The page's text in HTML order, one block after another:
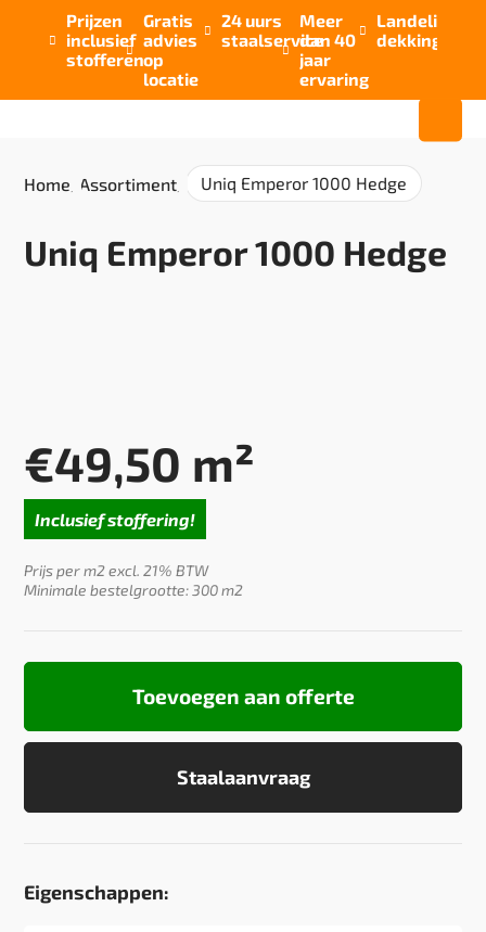

Prijzen
inclusief
stofferen

Gratis
advies
op
locatie

24 uurs
staalservice

Meer
dan 40
jaar
ervaring

Landelijke
dekking
Home Assortiment Uniq Emperor 1000 Hedge
Uniq Emperor 1000 Hedge
€49,50 m²
Inclusief stoffering!
Prijs per m2 excl. 21% BTW
Minimale bestelgrootte: 300 m2
Staalaanvraag
Toevoegen aan offerte
Eigenschappen: